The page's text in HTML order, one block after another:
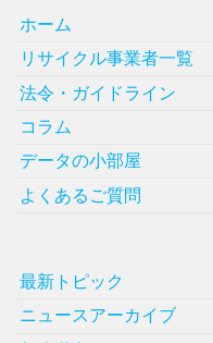
ホーム
リサイクル事業者一覧
法令・ガイドライン
コラム
データの小部屋
よくあるご質問
最新トピック
ニュースアーカイブ